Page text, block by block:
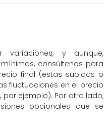
variaciones, y aunque,
consúltenos para
final (estas subidas o
fluctuaciones en el precio
ejemplo). Por otro lado,
opcionales que se